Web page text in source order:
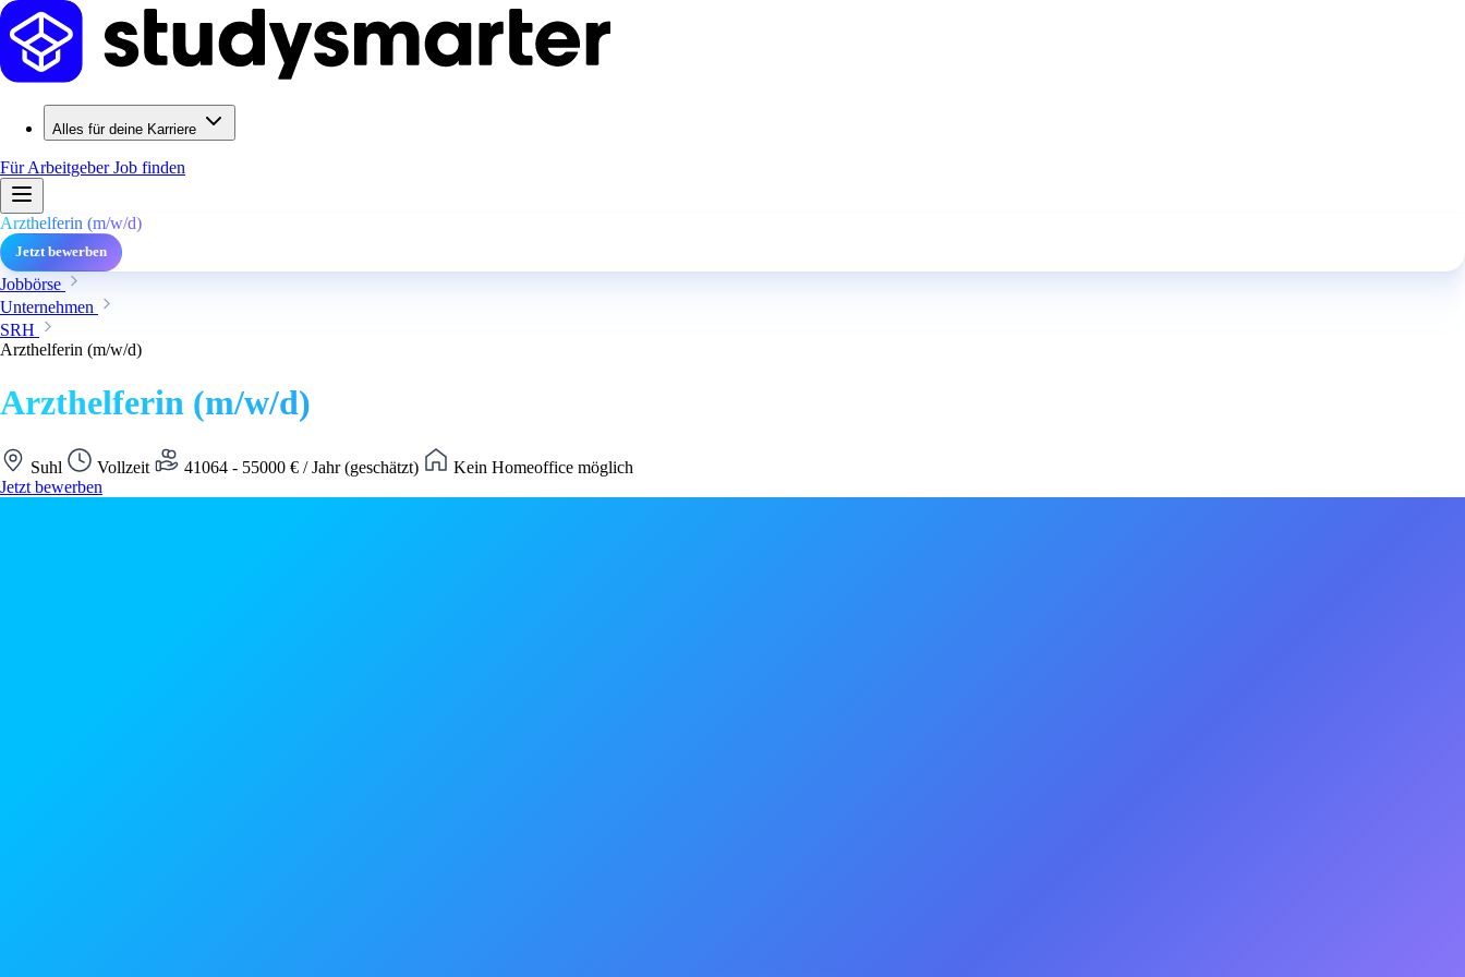
Alles für deine Karriere
Für ArbeitgeberJob finden
Arzthelferin (m/w/d)
Jetzt bewerben
Jobbörse
Unternehmen
SRH
Arzthelferin (m/w/d)
Arzthelferin (m/w/d)
Suhl Vollzeit 41064 - 55000 € / Jahr (geschätzt)
Kein Homeoffice möglich
Jetzt bewerben